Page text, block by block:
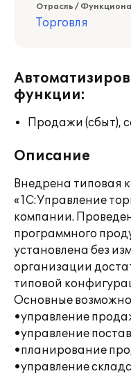
Отрасль /
Торговля
функции:
Продажи (сбыт),
Описание
Внедрена типовая
«1С:Управление
компании.
программного
установлена без
организации
типовой
Основные
•управление
•управление
•планирование
•управление